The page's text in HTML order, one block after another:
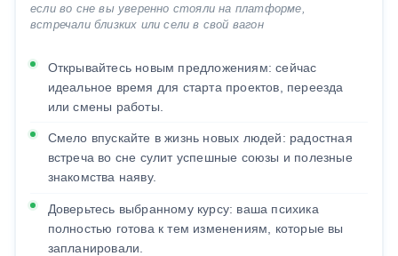
если во сне вы уверенно стояли на платформе,
встречали близких или сели в свой вагон
Открывайтесь новым предложениям: сейчас
идеальное время для старта проектов, переезда
или смены работы.
Смело впускайте в жизнь новых людей: радостная
встреча во сне сулит успешные союзы и полезные
знакомства наяву.
Доверьтесь выбранному курсу: ваша психика
полностью готова к тем изменениям, которые вы
запланировали.